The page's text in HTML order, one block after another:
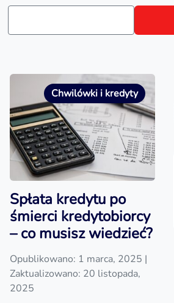
Chwilówki i kredyty
Spłata kredytu po
śmierci kredytobiorcy
– co musisz wiedzieć?
Opublikowano: 1 marca, 2025 |
Zaktualizowano: 20 listopada,
2025